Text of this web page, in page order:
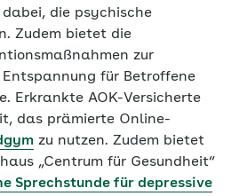
die psychische
Zudem bietet die
zur
für Betroffene
Erkrankte AOK-Versicherte
das prämierte Online-
zu nutzen. Zudem bietet
„Centrum für Gesundheit“
Sprechstunde für depressive